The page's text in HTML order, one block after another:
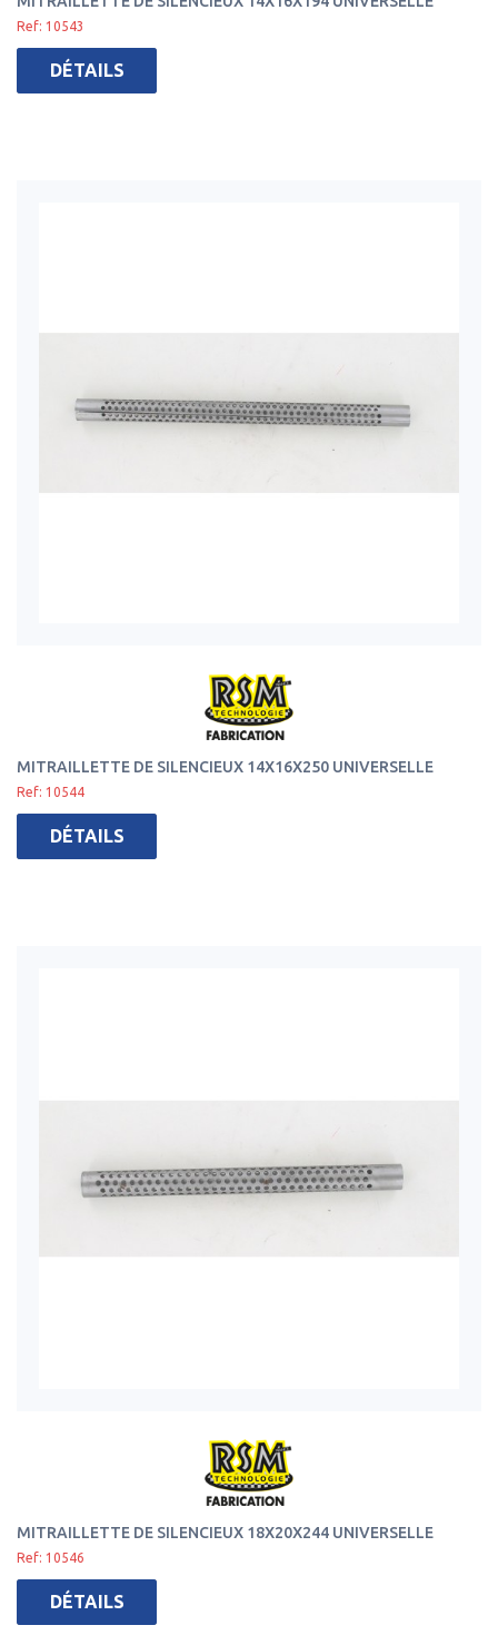
Ref: 10543
DÉTAILS
MITRAILLETTE DE SILENCIEUX 14X16X250 UNIVERSELLE
Ref: 10544
DÉTAILS
MITRAILLETTE DE SILENCIEUX 18X20X244 UNIVERSELLE
Ref: 10546
DÉTAILS